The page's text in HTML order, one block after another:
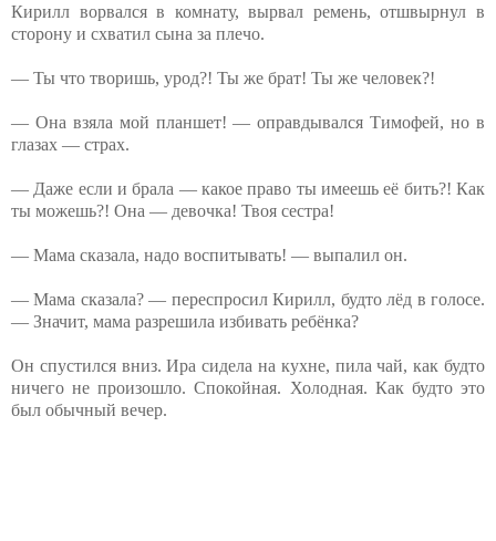
Кирилл ворвался в комнату, вырвал ремень, отшвырнул в
сторону и схватил сына за плечо.
— Ты что творишь, урод?! Ты же брат! Ты же человек?!
— Она взяла мой планшет! — оправдывался Тимофей, но в
глазах — страх.
— Даже если и брала — какое право ты имеешь её бить?! Как
ты можешь?! Она — девочка! Твоя сестра!
— Мама сказала, надо воспитывать! — выпалил он.
— Мама сказала? — переспросил Кирилл, будто лёд в голосе.
— Значит, мама разрешила избивать ребёнка?
Он спустился вниз. Ира сидела на кухне, пила чай, как будто
ничего не произошло. Спокойная. Холодная. Как будто это
был обычный вечер.